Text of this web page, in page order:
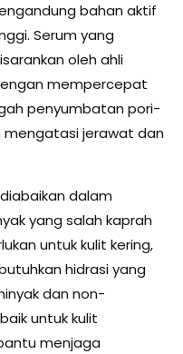
bahan aktif
Serum yang
oleh ahli
mempercepat
penyumbatan pori-
jerawat dan
dalam
yang salah kaprah
untuk kulit kering,
hidrasi yang
dan non-
untuk kulit
menjaga